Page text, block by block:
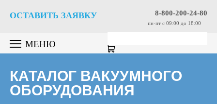
8-800-200-24-80
пн-пт c 09:00 до 18:00
ОСТАВИТЬ ЗАЯВКУ
МЕНЮ
КАТАЛОГ ВАКУУМНОГО
ОБОРУДОВАНИЯ